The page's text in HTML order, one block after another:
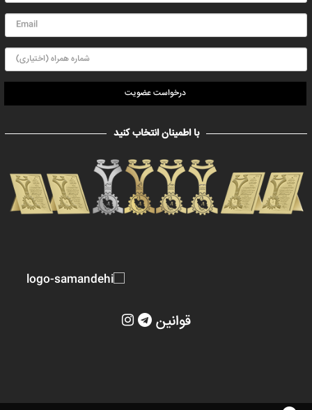
درخواست عضویت
با اطمینان انتخاب کنید
قوانین